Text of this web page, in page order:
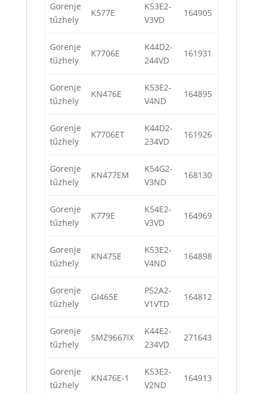
Gorenje
tűzhely
K577E
K53E2-
V3VD
164905
Gorenje
tűzhely
K7706E
K44D2-
244VD
161931
Gorenje
tűzhely
KN476E
K53E2-
V4ND
164895
Gorenje
tűzhely
K7706ET
K44D2-
234VD
161926
Gorenje
tűzhely
KN477EM
K54G2-
V3ND
168130
Gorenje
tűzhely
K779E
K54E2-
V3VD
164969
Gorenje
tűzhely
KN475E
K53E2-
V4ND
164898
Gorenje
tűzhely
GI465E
P52A2-
V1VTD
164812
Gorenje
tűzhely
SMZ9667IX
K44E2-
234VD
271643
Gorenje
tűzhely
KN476E-1
K53E2-
V2ND
164913